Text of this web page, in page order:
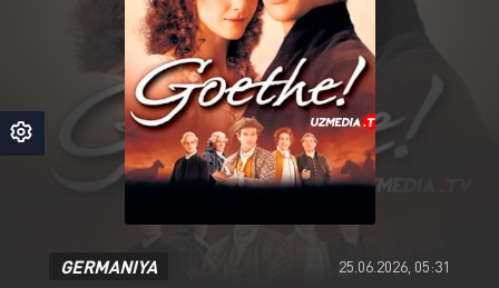
GERMANIYA 25.06.2026, 05:31